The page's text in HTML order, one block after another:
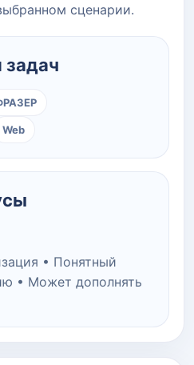
сценарии.
задач
Web
• Понятный
• Может дополнять